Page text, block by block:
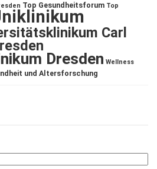
Top Gesundheitsforum Top
Carl
Dresden Wellness
und Altersforschung